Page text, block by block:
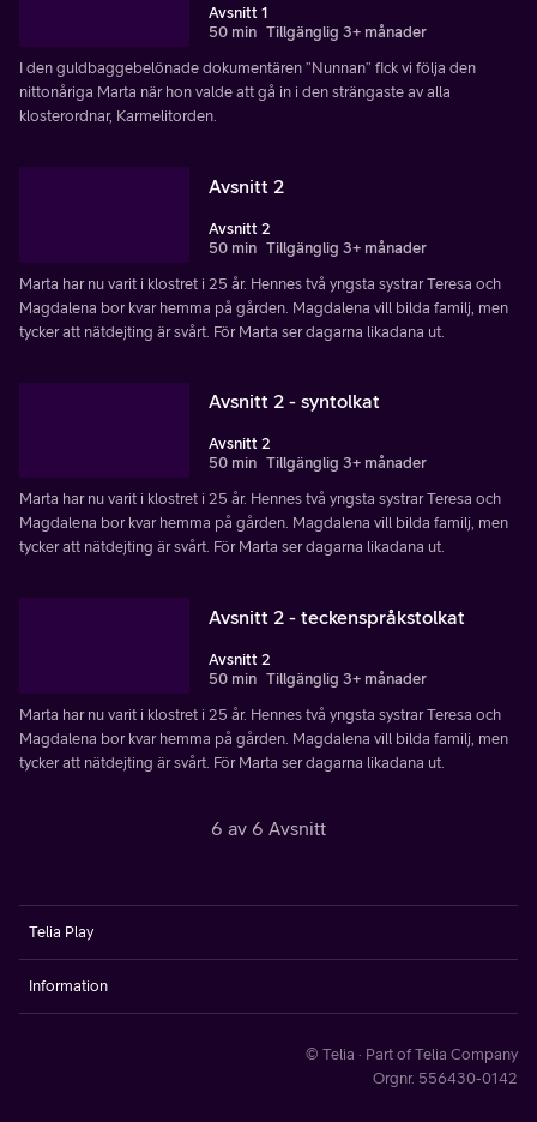
Avsnitt 1
50 min Tillgänglig 3+ månader
I den guldbaggebelönade dokumentären ”Nunnan” fick vi följa den
nittonåriga Marta när hon valde att gå in i den strängaste av alla
klosterordnar, Karmelitorden.
Avsnitt 2
Avsnitt 2
50 min Tillgänglig 3+ månader
Marta har nu varit i klostret i 25 år. Hennes två yngsta systrar Teresa och
Magdalena bor kvar hemma på gården. Magdalena vill bilda familj, men
tycker att nätdejting är svårt. För Marta ser dagarna likadana ut.
Avsnitt 2 - syntolkat
Avsnitt 2
50 min Tillgänglig 3+ månader
Marta har nu varit i klostret i 25 år. Hennes två yngsta systrar Teresa och
Magdalena bor kvar hemma på gården. Magdalena vill bilda familj, men
tycker att nätdejting är svårt. För Marta ser dagarna likadana ut.
Avsnitt 2 - teckenspråkstolkat
Avsnitt 2
50 min Tillgänglig 3+ månader
Marta har nu varit i klostret i 25 år. Hennes två yngsta systrar Teresa och
Magdalena bor kvar hemma på gården. Magdalena vill bilda familj, men
tycker att nätdejting är svårt. För Marta ser dagarna likadana ut.
6 av 6 Avsnitt
Telia Play
Information
© Telia · Part of Telia Company
Orgnr. 556430-0142